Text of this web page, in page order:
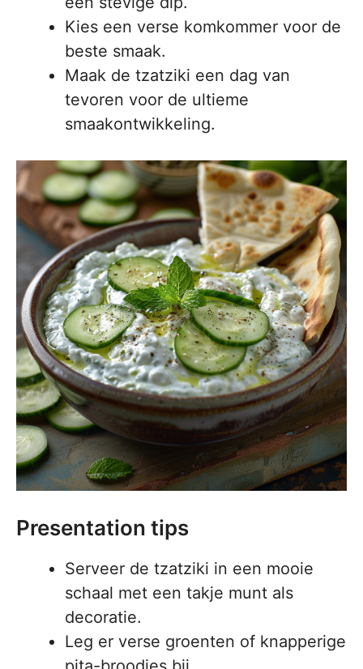
Kies een verse komkommer voor de
beste smaak.
Maak de tzatziki een dag van
tevoren voor de ultieme
smaakontwikkeling.
Presentation tips
Serveer de tzatziki in een mooie
schaal met een takje munt als
decoratie.
Leg er verse groenten of knapperige